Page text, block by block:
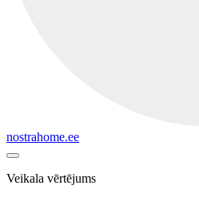
nostrahome.ee
Veikala vērtējums